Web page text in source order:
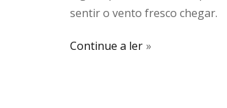
sentir o vento fresco chegar.
Continue a ler